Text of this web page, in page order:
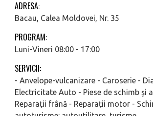
ADRESA:
Bacau, Calea Moldovei, Nr. 35
PROGRAM:
Luni-Vineri 08:00 - 17:00
SERVICII:
- Anvelope-vulcanizare - Caroserie -
Electricitate Auto - Piese de schimb şi
Reparaţii frână - Reparaţii motor -